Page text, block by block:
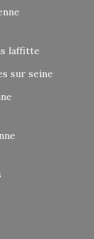
laffitte
sur seine